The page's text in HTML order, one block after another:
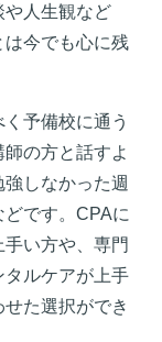
や人生観など
今でも心に残
予備校に通う
の方と話すよ
しなかった週
です。CPAに
い方や、専門
ルケアが上手
た選択ができ